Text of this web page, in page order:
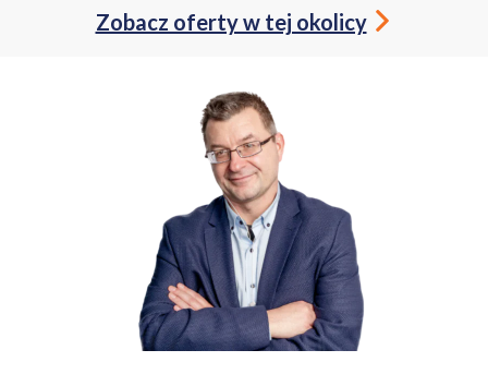
czynsz administracyjny ok.750 zł oraz gaz i prąd wg zużycia.
Kaucja w wysokości jednomiesięcznego czynszu.
Polecam i zapraszam do obejrzenia.
Zobacz oferty w tej okolicy